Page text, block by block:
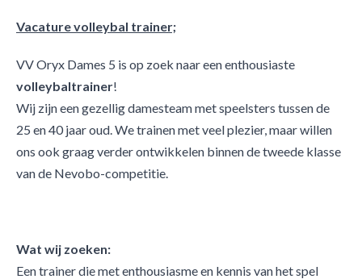
Vacature volleybal trainer;
VV Oryx Dames 5 is op zoek naar een enthousiaste
volleybaltrainer!
Wij zijn een gezellig damesteam met speelsters tussen de
25 en 40 jaar oud. We trainen met veel plezier, maar willen
ons ook graag verder ontwikkelen binnen de tweede klasse
van de Nevobo-competitie.
Wat wij zoeken:
Een trainer die met enthousiasme en kennis van het spel